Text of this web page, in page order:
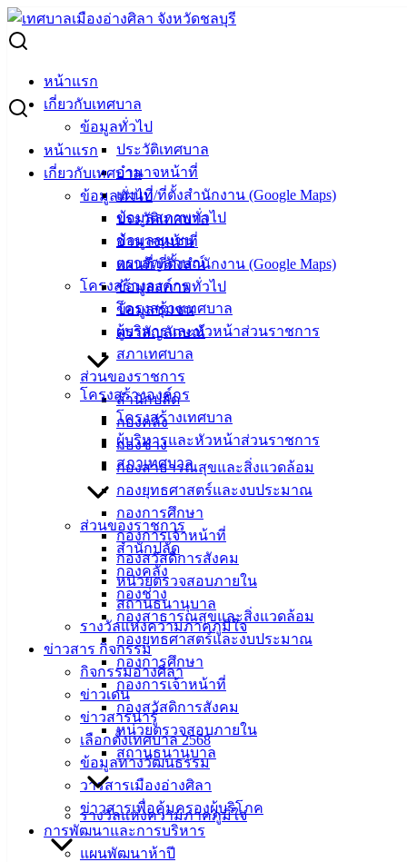
Skip
to
content
หน้าแรก
เกี่ยวกับเทศบาล
ข้อมูลทั่วไป
ประวัติเทศบาล
อำนาจหน้าที่
แผนที่/ที่ตั้งสำนักงาน (Google Maps)
ข้อมูลสภาพทั่วไป
ข้อมูลชุมชน
ตราสัญลักษณ์
โครงสร้างองค์กร
โครงสร้างเทศบาล
ผู้บริหารและหัวหน้าส่วนราชการ
สภาเทศบาล
ส่วนของราชการ
สำนักปลัด
กองคลัง
กองช่าง
กองสาธารณสุขและสิ่งแวดล้อม
กองยุทธศาสตร์และงบประมาณ
กองการศึกษา
กองการเจ้าหน้าที่
กองสวัสดิการสังคม
หน่วยตรวจสอบภายใน
สถานธนานุบาล
รางวัลแห่งความภาคภูมิใจ
ข่าวสาร กิจกรรม
กิจกรรมอ่างศิลา
ข่าวเด่น
ข่าวสารน่ารู้
เลือกตั้งเทศบาล 2568
ข้อมูลทางวัฒนธรรม
วารสารเมืองอ่างศิลา
ข่าวสารเพื่อคุ้มครองผู้บริโภค
การพัฒนาและการบริหาร
แผนพัฒนาห้าปี
หน้าแรก
เกี่ยวกับเทศบาล
ข้อมูลทั่วไป
ประวัติเทศบาล
อำนาจหน้าที่
แผนที่/ที่ตั้งสำนักงาน (Google Maps)
ข้อมูลสภาพทั่วไป
ข้อมูลชุมชน
ตราสัญลักษณ์
โครงสร้างองค์กร
โครงสร้างเทศบาล
ผู้บริหารและหัวหน้าส่วนราชการ
สภาเทศบาล
ส่วนของราชการ
สำนักปลัด
กองคลัง
กองช่าง
กองสาธารณสุขและสิ่งแวดล้อม
กองยุทธศาสตร์และงบประมาณ
กองการศึกษา
กองการเจ้าหน้าที่
กองสวัสดิการสังคม
หน่วยตรวจสอบภายใน
สถานธนานุบาล
รางวัลแห่งความภาคภูมิใจ
Search
พ่นหมอกควัน แจกทรายอะเบท ให้ความรู้ประชาชนตำบลบ้าน
ปึก ป้องกันโรคไข้เลือดออก
พ่นหมอกควัน แจกทรายอะเบท ให้ความรู้
ประชาชนตำบลบ้านปึก ป้องกันโรคไข้
กรกฎาคม 11, 2023กรกฎาคม 14, 2023
vichakarn
กิจกรรมอ่างศิลา
เจ้าหน้าที่งานป้องกันและควบคุมโรคติดต่อ กองสาธารณสุข
และสิ่งแวดล้อม เทศบาลเมืองอ่างศิลา อาสาสมัครสาธารณสุข
ประจำหมู่บ้าน(อสม.) ร่วมกับโรงพยาบาลส่งเสริมสุขภาพตำบล
บ้านปึก (รพ.สต.บ้านปึก) และนักเรียนในพื้นที่ตำบลบ้านปึก
อำเภอเมืองชลบุรี จังหวัดชลบุรี ลงพื้นที่ชุมชนดำเนินการพ่น
หมอกควัน แจกทรายอะเบทกำจัดลูกน้ำยุงลาย และทำความ
สะอาดจุดที่มีน้ำขัง พร้อมทั้งให้ความรู้ในการป้องกันโรคไข้
เลือดออก ตามโครงการป้องกันและควบคุมโรคไข้เลือดออก
ประจำปีงบประมาณ พ.ศ. 2566 เพื่อสร้างความตระหนักและให้
ความรู้ประชาชนในการป้องกันตนเองจากโรคไข้เลือดออกและ
โรคติดต่อที่มียุงเป็นพาหะ ซึ่งเทศบาลเมืองอ่างศิลามีกำหนดการ
รณรงค์อย่างต่อเนื่อง ตลอดเดือนกรกฎาคมนี้
เผยแพร่โดย : งานบริการและเผยแพร่วิชาการ กองยุทธศาสตร์
และงบประมาณ เทศบาลเมืองอ่างศิลา
เทศบาล
เมืองอ่าง